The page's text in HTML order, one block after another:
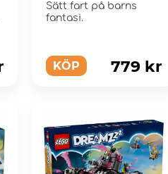
Sätt fart på barns
fantasi.
KÖP 779 kr